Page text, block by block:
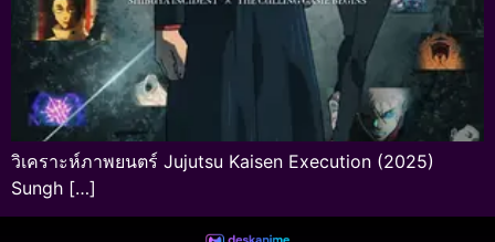
วิเคราะห์ภาพยนตร์ Jujutsu Kaisen Execution (2025)
Sungh […]